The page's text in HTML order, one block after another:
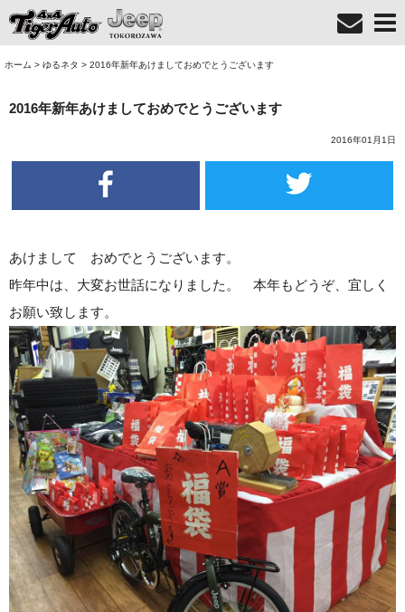
ホーム > ゆるネタ > 2016年新年あけましておめでとうございます
2016年新年あけましておめでとうございます
2016年01月1日
あけまして おめでとうございます。
昨年中は、大変お世話になりました。 本年もどうぞ、宜しく
お願い致します。